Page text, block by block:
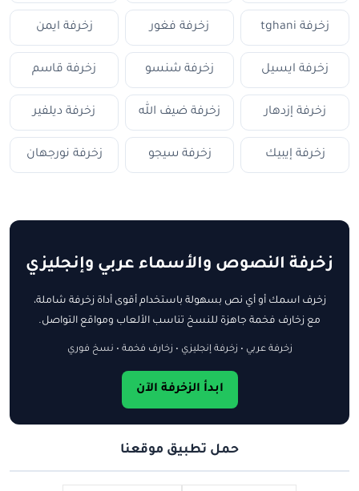
زخرفة tghani زخرفة فغور زخرفة ايمن
زخرفة ايسيل زخرفة شنسو زخرفة قاسم
زخرفة إزدهار زخرفة ضيف الله زخرفة ديلفير
زخرفة إيبيك زخرفة سيجو زخرفة نورجهان
زخرفة النصوص والأسماء عربي وإنجليزي
زخرف اسمك أو أي نص بسهولة باستخدام أقوى أداة زخرفة شاملة،
مع زخارف فخمة جاهزة للنسخ تناسب الألعاب ومواقع التواصل.
زخرفة عربي • زخرفة إنجليزي • زخارف فخمة • نسخ فوري
ابدأ الزخرفة الآن
حمل تطبيق موقعنا